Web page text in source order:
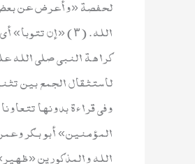
لحفصة «وأعرض عن بعض»
الله. (٣) «إن
كراهة النبي صلى الله
لاستثقال الجمع بين
وفي قراءة بدونها
المؤمنين» أبو بكر